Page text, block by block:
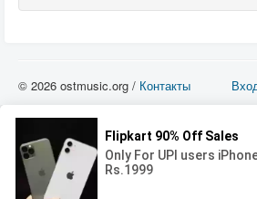
© 2026 ostmusic.org / Контакты
можете использовать такие материалы только в
использование производится с
вы должны приобрести лицензионную запись.